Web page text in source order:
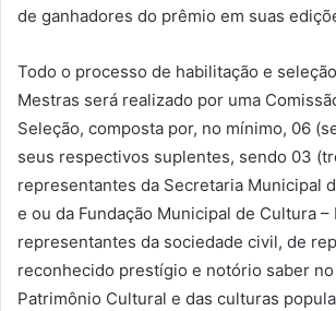
de ganhadores do prêmio em suas
Todo o processo de habilitação e
Mestras será realizado por uma
Seleção, composta por, no mínimo, 06
seus respectivos suplentes, sendo 03
representantes da Secretaria Municipal
e ou da Fundação Municipal de Cultura –
representantes da sociedade civil, de
reconhecido prestígio e notório saber no
Patrimônio Cultural e das culturas